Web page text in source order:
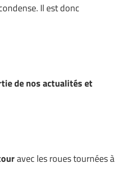
Il est donc
de nos actualités et
avec les roues tournées à